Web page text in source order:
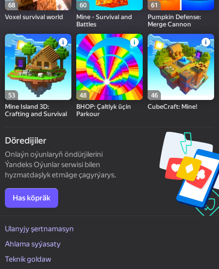
68
Voxel survival world
60
Mine - Survival and
Battles
61
Pumpkin Defense:
Merge Cannon
53
Mine Island 3D:
Crafting and Survival
48
BHOP: Çaltlyk üçin
Parkour
46
CubeCraft: Mine!
Döredijiler
Onlaýn oýunlaryň öndürjilerini
Ýandeks Oýunlar serwisi bilen
hyzmatdaşlyk etmäge çagyrýarys.
Has köpräk
Ulanyjy şertnamasyn
Ahlama syýasaty
Teknik goldaw